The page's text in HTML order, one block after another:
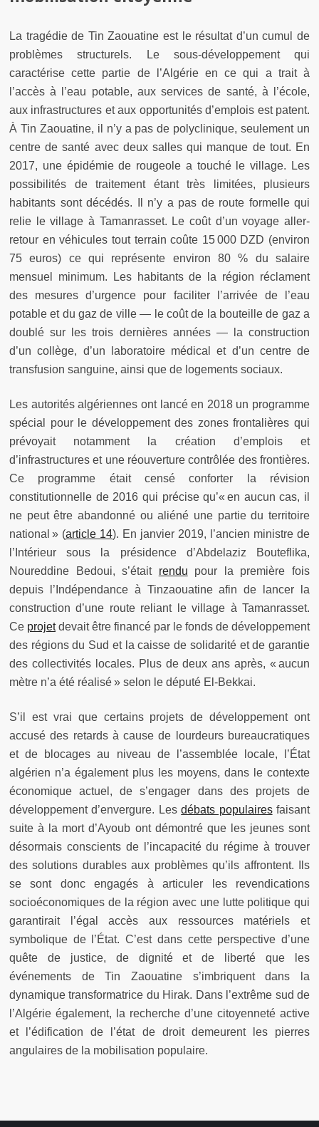
La tragédie de Tin Zaouatine est le résultat d’un cumul de
problèmes structurels. Le sous-développement qui
caractérise cette partie de l’Algérie en ce qui a trait à
l’accès à l’eau potable, aux services de santé, à l’école,
aux infrastructures et aux opportunités d’emplois est patent.
À Tin Zaouatine, il n’y a pas de polyclinique, seulement un
centre de santé avec deux salles qui manque de tout. En
2017, une épidémie de rougeole a touché le village. Les
possibilités de traitement étant très limitées, plusieurs
habitants sont décédés. Il n’y a pas de route formelle qui
relie le village à Tamanrasset. Le coût d’un voyage aller-
retour en véhicules tout terrain coûte 15 000 DZD (environ
75 euros) ce qui représente environ 80 % du salaire
mensuel minimum. Les habitants de la région réclament
des mesures d’urgence pour faciliter l’arrivée de l’eau
potable et du gaz de ville — le coût de la bouteille de gaz a
doublé sur les trois dernières années — la construction
d’un collège, d’un laboratoire médical et d’un centre de
transfusion sanguine, ainsi que de logements sociaux.
Les autorités algériennes ont lancé en 2018 un programme
spécial pour le développement des zones frontalières qui
prévoyait notamment la création d’emplois et
d’infrastructures et une réouverture contrôlée des frontières.
Ce programme était censé conforter la révision
constitutionnelle de 2016 qui précise qu’« en aucun cas, il
ne peut être abandonné ou aliéné une partie du territoire
national » (article 14). En janvier 2019, l’ancien ministre de
l’Intérieur sous la présidence d’Abdelaziz Bouteflika,
Noureddine Bedoui, s’était rendu pour la première fois
depuis l’Indépendance à Tinzaouatine afin de lancer la
construction d’une route reliant le village à Tamanrasset.
Ce projetdevait être financé par le fonds de développement
des régions du Sud et la caisse de solidarité et de garantie
des collectivités locales. Plus de deux ans après, « aucun
mètre n’a été réalisé » selon le député El-Bekkai.
S’il est vrai que certains projets de développement ont
accusé des retards à cause de lourdeurs bureaucratiques
et de blocages au niveau de l’assemblée locale, l’État
algérien n’a également plus les moyens, dans le contexte
économique actuel, de s’engager dans des projets de
développement d’envergure. Lesdébats populairesfaisant
suite à la mort d’Ayoub ont démontré que les jeunes sont
désormais conscients de l’incapacité du régime à trouver
des solutions durables aux problèmes qu’ils affrontent. Ils
se sont donc engagés à articuler les revendications
socioéconomiques de la région avec une lutte politique qui
garantirait l’égal accès aux ressources matériels et
symbolique de l’État. C’est dans cette perspective d’une
quête de justice, de dignité et de liberté que les
événements de Tin Zaouatine s’imbriquent dans la
dynamique transformatrice du Hirak. Dans l’extrême sud de
l’Algérie également, la recherche d’une citoyenneté active
et l’édification de l’état de droit demeurent les pierres
angulaires de la mobilisation populaire.